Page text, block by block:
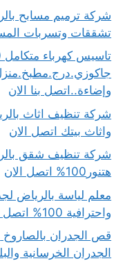
تشققات وتسربات
وإضاءة..اتصل بنا الان
واثاث بيتك اتصل الان
هتنور100% اتصل الان
معلم لياسة بالرياض
واحترافية 100% اتصل بنا الان
قص الجدران
الجدران الخرسانية